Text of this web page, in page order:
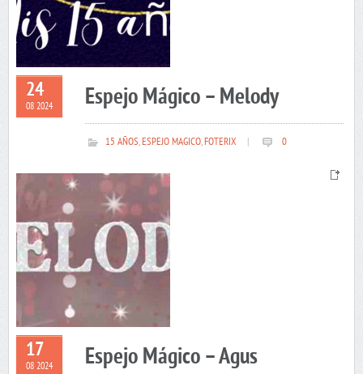
24
08 2024 Espejo Mágico – Melody
15 AÑOS,ESPEJO MAGICO,FOTERIX 0
17
08 2024 Espejo Mágico – Agus